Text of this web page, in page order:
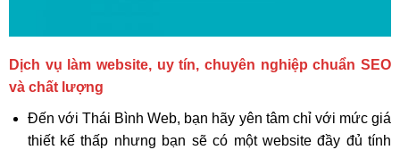
Dịch vụ làm website, uy tín, chuyên nghiệp chuẩn SEO
và chất lượng
Đến với Thái Bình Web, bạn hãy yên tâm chỉ với mức giá
thiết kế thấp nhưng bạn sẽ có một website đầy đủ tính